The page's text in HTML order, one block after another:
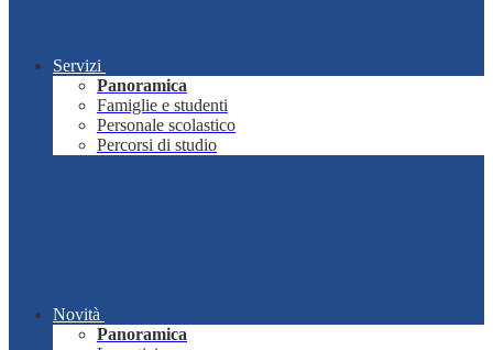
Servizi
Panoramica
Famiglie e studenti
Personale scolastico
Percorsi di studio
Novità
Panoramica